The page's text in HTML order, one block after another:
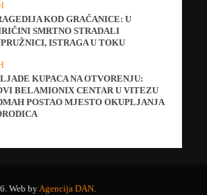
KOD GRAČANICE: U
SMRTNO STRADALI
ISTRAGA U TOKU
KUPACA NA OTVORENJU:
BELAMIONIX CENTAR U VITEZU
POSTAO MJESTO OKUPLJANJA
Web byAgencija DAN.